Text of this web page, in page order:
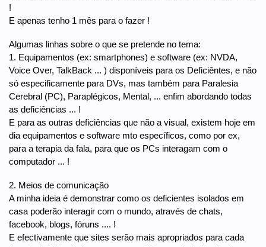
!
E apenas tenho 1 mês para o fazer !
Algumas linhas sobre o que se pretende no tema:
1. Equipamentos (ex: smartphones) e software (ex: NVDA,
Voice Over, TalkBack ... ) disponíveis para os Deficiêntes, e não
só especificamente para DVs, mas também para Paralesia
Cerebral (PC), Paraplégicos, Mental, ... enfim abordando todas
as deficiências ... !
E para as outras deficiências que não a visual, existem hoje em
dia equipamentos e software mto específicos, como por ex,
para a terapia da fala, para que os PCs interagam com o
computador ... !
2. Meios de comunicação
A minha ideia é demonstrar como os deficientes isolados em
casa poderão interagir com o mundo, através de chats,
facebook, blogs, fóruns .... !
E efectivamente que sites serão mais apropriados para cada